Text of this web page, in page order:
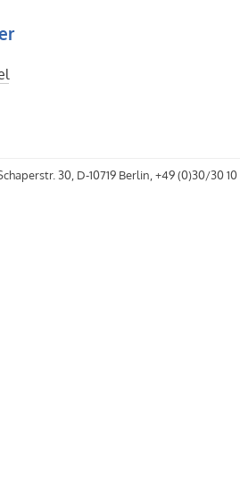
Schaperstr. 30, D-10719 Berlin, +49 (0)30/30